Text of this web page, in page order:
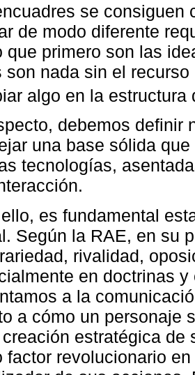
se consiguen
de modo diferente
que primero son las
son nada sin el
algo en la estructura
debemos definir
una base sólida
tecnologías,
es fundamental
Según la RAE, en su
rivalidad,
en doctrinas
a la
a cómo un personaje
estratégica de
factor revolucionario